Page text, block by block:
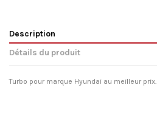
Description
Détails du produit
Turbo pour marque Hyundai au meilleur prix.